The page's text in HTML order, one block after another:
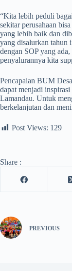
“Kita lebih peduli
sekitar perusahaan
yang lebih baik dan
yang disalurkan tahun
dengan SOP yang
penyalurannya kita
Pencapaian BUM
dapat menjadi
Lamandau. Untuk
berkelanjutan dan
Post Views: 129
Share :
PREVIOUS